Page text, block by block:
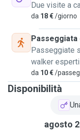
Due visite a
da 18 €/giorno
Passeggiata
Passeggiate
walker esperti
da 10 €/
Disponibilità
agosto